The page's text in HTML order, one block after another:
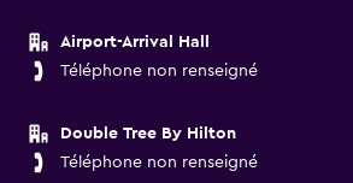
Airport-Arrival Hall
Téléphone non renseigné
Double Tree By Hilton
Téléphone non renseigné